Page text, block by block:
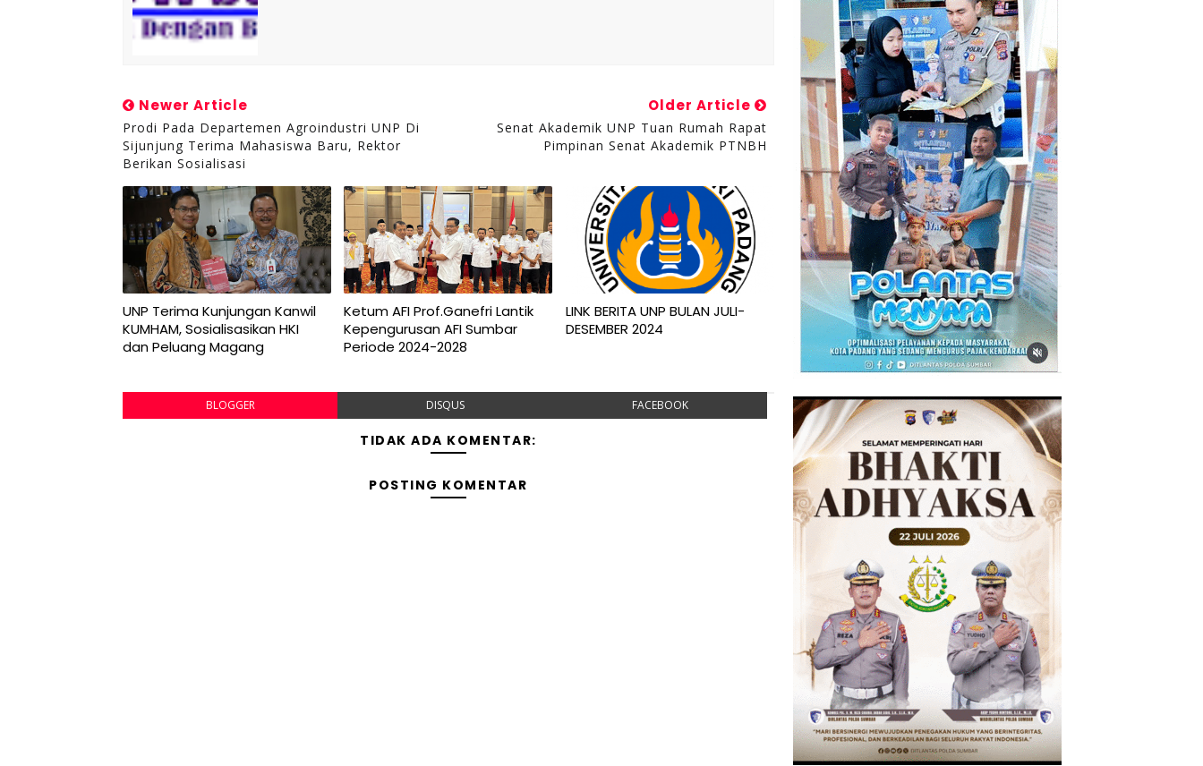
Newer Article
Prodi Pada Departemen Agroindustri UNP Di
Sijunjung Terima Mahasiswa Baru, Rektor
Berikan Sosialisasi
Older Article
Senat Akademik UNP Tuan Rumah Rapat
Pimpinan Senat Akademik PTNBH
UNP Terima Kunjungan Kanwil
KUMHAM, Sosialisasikan HKI
dan Peluang Magang
Ketum AFI Prof.Ganefri Lantik
Kepengurusan AFI Sumbar
Periode 2024-2028
LINK BERITA UNP BULAN JULI-
DESEMBER 2024
BLOGGER DISQUS FACEBOOK
TIDAK ADA KOMENTAR:
POSTING KOMENTAR